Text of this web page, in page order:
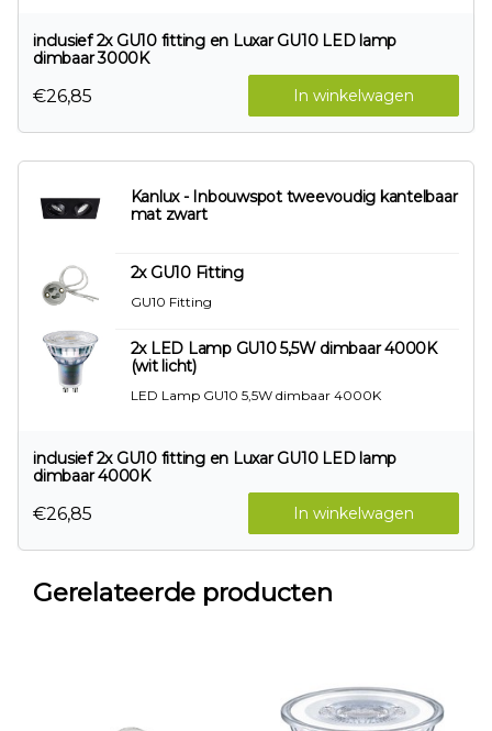
inclusief 2x GU10 fitting en Luxar GU10 LED lamp
dimbaar 3000K
In winkelwagen
€26,85
Kanlux - Inbouwspot tweevoudig kantelbaar
mat zwart
2x GU10 Fitting
GU10 Fitting
2x LED Lamp GU10 5,5W dimbaar 4000K
(wit licht)
LED Lamp GU10 5,5W dimbaar 4000K
inclusief 2x GU10 fitting en Luxar GU10 LED lamp
dimbaar 4000K
In winkelwagen
€26,85
Gerelateerde producten